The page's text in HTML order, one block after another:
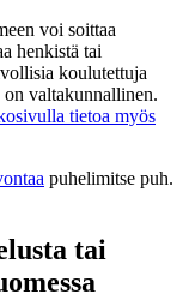
voi soittaa
henkistä tai
koulutettuja
valtakunnallinen.
tietoa myös
puhelimitse puh.
tai